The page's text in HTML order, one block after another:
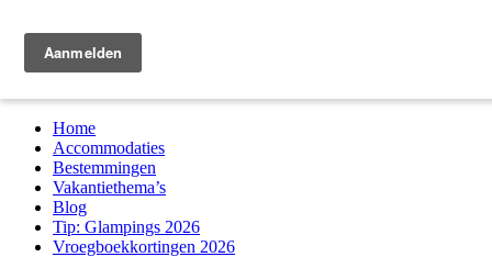
Home
Accommodaties
Bestemmingen
Vakantiethema’s
Blog
Tip: Glampings 2026
Vroegboekkortingen 2026